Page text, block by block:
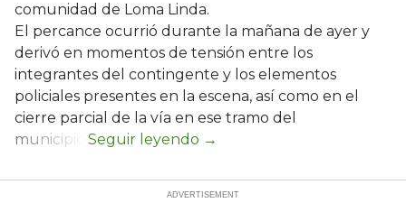
comunidad de Loma Linda.
El percance ocurrió durante la mañana de ayer y
derivó en momentos de tensión entre los
integrantes del contingente y los elementos
policiales presentes en la escena, así como en el
cierre parcial de la vía en ese tramo del
municipio.